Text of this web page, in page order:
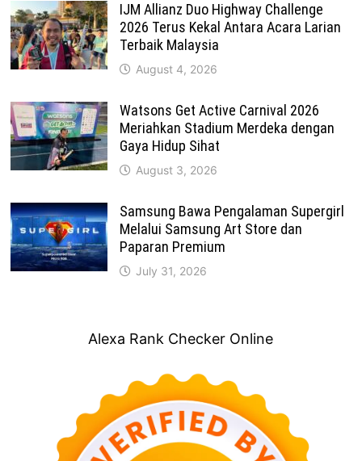
IJM Allianz Duo Highway Challenge
2026 Terus Kekal Antara Acara Larian
Terbaik Malaysia
August 4, 2026
Watsons Get Active Carnival 2026
Meriahkan Stadium Merdeka dengan
Gaya Hidup Sihat
August 3, 2026
Samsung Bawa Pengalaman Supergirl
Melalui Samsung Art Store dan
Paparan Premium
July 31, 2026
Alexa Rank Checker Online